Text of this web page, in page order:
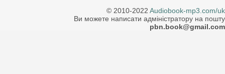
© 2010-2022 Audiobook-mp3.com/uk
Ви можете написати адміністратору на пошту
pbn.book@gmail.com